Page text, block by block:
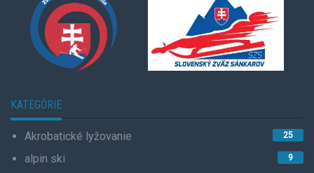
KATEGÓRIE
Akrobatické lyžovanie 25
alpin ski 9